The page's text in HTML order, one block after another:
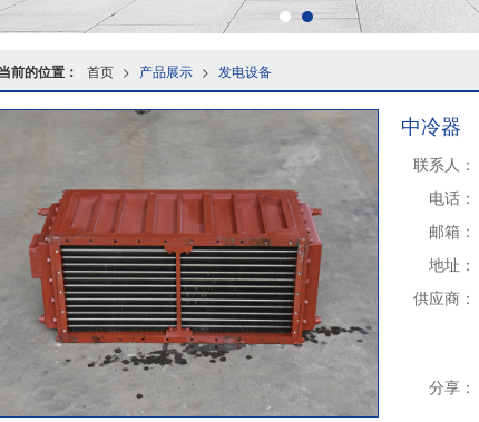
前的位置： 首页 > 产品展示 > 发电设备
中冷器
联系人：
电话：
邮箱：
地址：
供应商：
分享：